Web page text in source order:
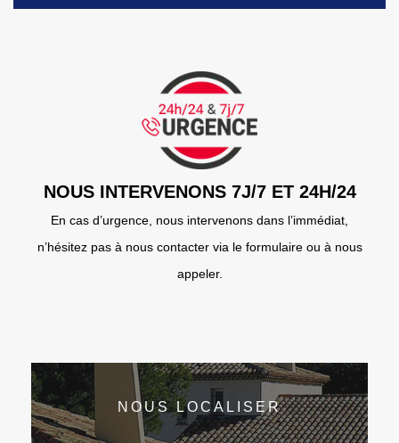
NOUS INTERVENONS 7J/7 ET 24H/24
En cas d’urgence, nous intervenons dans l’immédiat,
n’hésitez pas à nous contacter via le formulaire ou à nous
appeler.
NOUS LOCALISER